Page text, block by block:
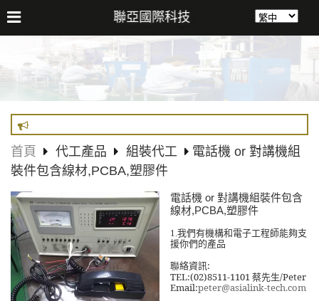
聯亞國際科技
首頁 代工產品 組裝代工
電話機 or 對講機組
裝件包含線材,PCBA,塑膠件
電話機 or 對講機組裝件包含
線材,PCBA,塑膠件
1. 我們有機構和電子工程師能夠支
援你們的產品
聯絡資訊:
TEL:(02)8511-1101蔡先生/Peter
Email:peter@asialink-tech.com